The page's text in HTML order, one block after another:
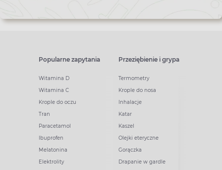
Popularne zapytania
Witamina D
Witamina C
Krople do oczu
Tran
Paracetamol
Ibuprofen
Melatonina
Elektrolity
Przeziębienie i grypa
Termometry
Krople do nosa
Inhalacje
Katar
Kaszel
Olejki eteryczne
Gorączka
Drapanie w gardle